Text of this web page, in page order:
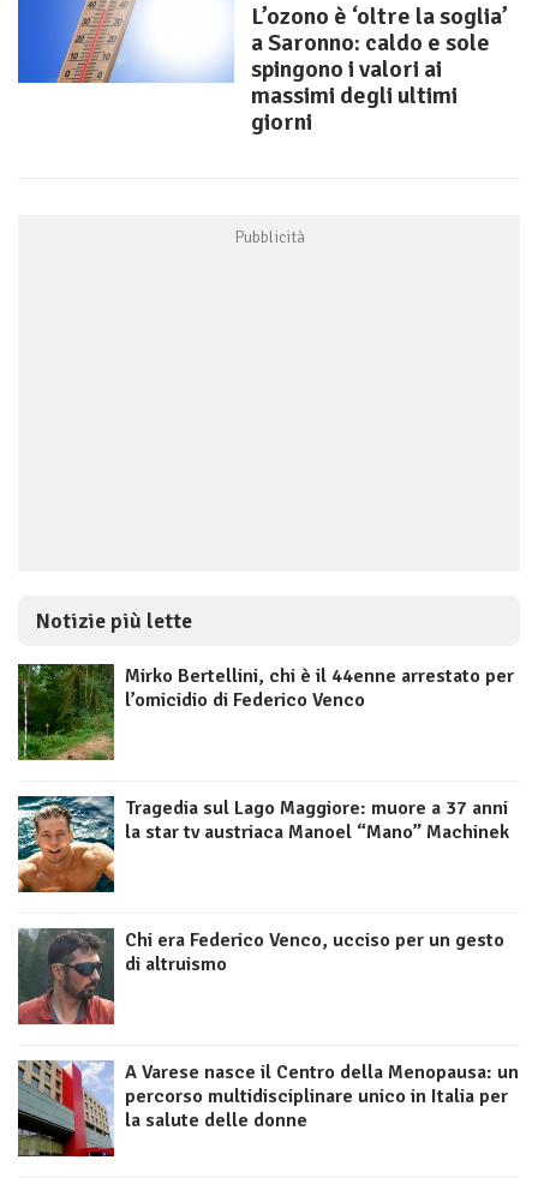
L’ozono è ‘oltre la soglia’
a Saronno: caldo e sole
spingono i valori ai
massimi degli ultimi
giorni
Notizie più lette
Mirko Bertellini, chi è il 44enne arrestato per
l’omicidio di Federico Venco
Tragedia sul Lago Maggiore: muore a 37 anni
la star tv austriaca Manoel “Mano” Machinek
Chi era Federico Venco, ucciso per un gesto
di altruismo
A Varese nasce il Centro della Menopausa: un
percorso multidisciplinare unico in Italia per
la salute delle donne